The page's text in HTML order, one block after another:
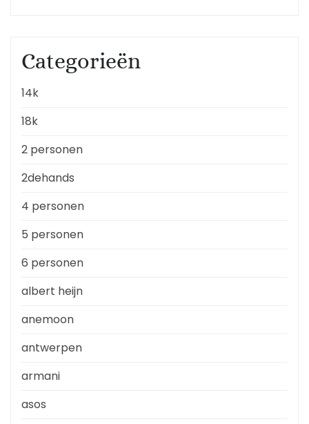
Categorieën
14k
18k
2 personen
2dehands
4 personen
5 personen
6 personen
albert heijn
anemoon
antwerpen
armani
asos